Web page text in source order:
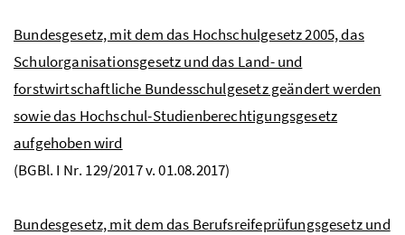
Bundesgesetz, mit dem das Hochschulgesetz 2005, das
Schulorganisationsgesetz und das Land- und
forstwirtschaftliche Bundesschulgesetz geändert werden
sowie das Hochschul-Studienberechtigungsgesetz
aufgehoben wird
(BGBl. I Nr. 129/2017 v. 01.08.2017)
Bundesgesetz, mit dem das Berufsreifeprüfungsgesetz und